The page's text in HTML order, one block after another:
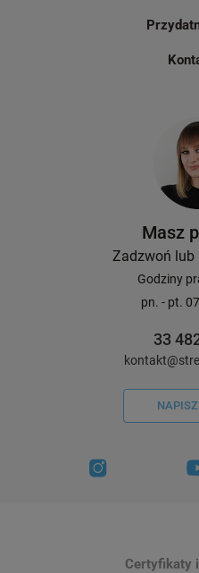
Masz
Zadzwoń lub
Godziny
pn. - pt.
33
Certyfikaty